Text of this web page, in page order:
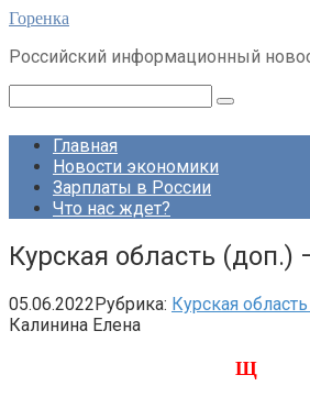
Перейти
контенту
Горенка
Российский информационный
Главная
Новости экономики
Зарплаты в России
Что нас ждет?
Курская область
05.06.2022Рубрика: Курская
Калинина Елена
Щ